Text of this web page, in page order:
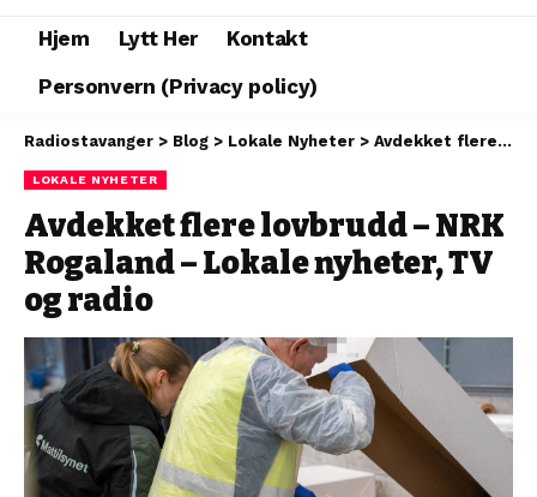
Hjem Lytt Her
Kontakt
Personvern (Privacy policy)
Radiostavanger > Blog > Lokale Nyheter > Avdekket flere lovbrudd – NRK Rogaland – Lokale nyheter, TV og radio
LOKALE NYHETER
Avdekket flere lovbrudd – NRK
Rogaland – Lokale nyheter, TV
og radio